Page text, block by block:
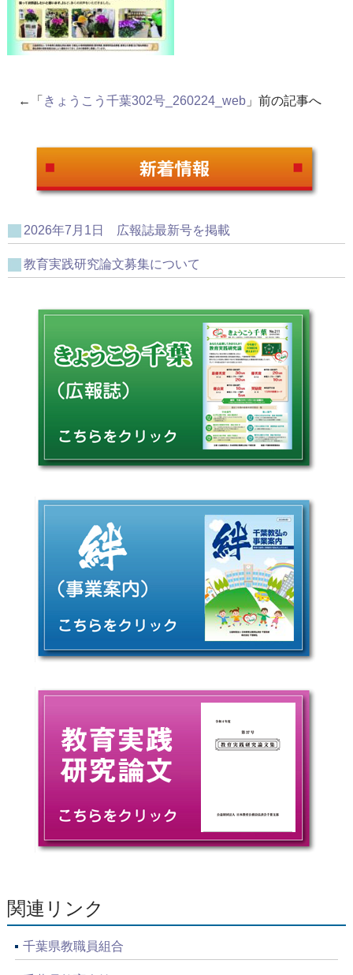
←「 きょうこう千葉302号_260224_web 」前の記事へ
2026年7月1日 広報誌最新号を掲載
教育実践研究論文募集について
関連リンク
千葉県教職員組合